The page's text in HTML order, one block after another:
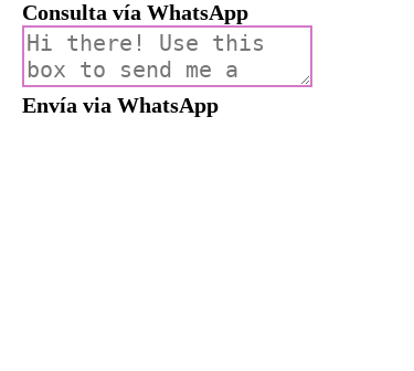
Consulta vía WhatsApp
Envía via WhatsApp